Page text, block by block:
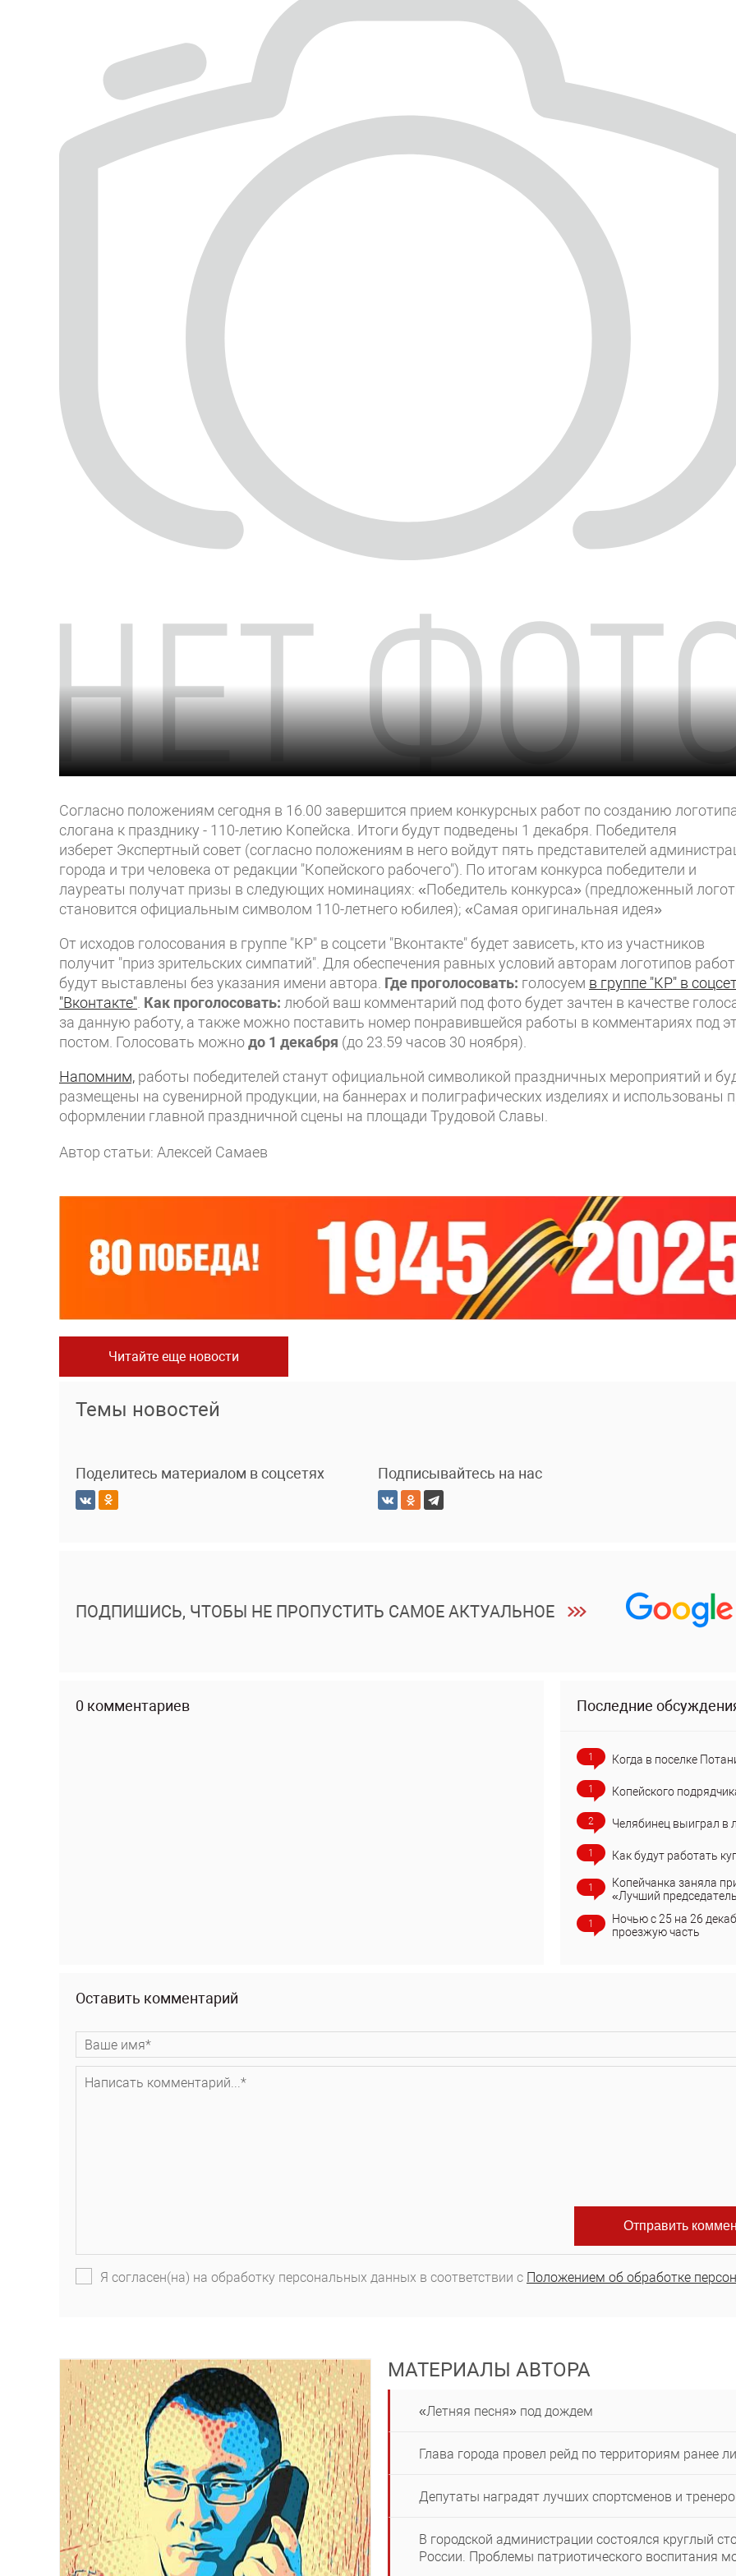
Согласно положениям сегодня в 16.00 завершится прием конкурсных работ по созданию
слогана к празднику - 110-летию Копейска. Итоги будут подведены 1 декабря. Победителя
изберет Экспертный совет (согласно положениям в него войдут пять представителей
города и три человека от редакции "Копейского рабочего"). По итогам конкурса победители и
лауреаты получат призы в следующих номинациях: «Победитель конкурса» (предложенный
становится официальным символом 110-летнего юбилея); «Самая оригинальная идея»
От исходов голосования в группе "КР" в соцсети "Вконтакте" будет зависеть, кто из участников
получит "приз зрительских симпатий". Для обеспечения равных условий авторам логотипов
будут выставлены без указания имени автора. Где проголосовать: голосуем в группе "КР" в
"Вконтакте". Как проголосовать: любой ваш комментарий под фото будет зачтен в качестве
за данную работу, а также можно поставить номер понравившейся работы в комментариях под
постом. Голосовать можнодо 1 декабря (до 23.59 часов 30 ноября).
Напомним, работы победителей станут официальной символикой праздничных мероприятий и
размещены на сувенирной продукции, на баннерах и полиграфических изделиях и использованы
оформлении главной праздничной сцены на площади Трудовой Славы.
Автор статьи: Алексей Самаев
Читайте еще новости
Темы новостей
Поделитесь материалом в соцсетях Подписывайтесь на нас
ПОДПИШИСЬ, ЧТОБЫ НЕ ПРОПУСТИТЬ САМОЕ АКТУАЛЬНОЕ
0 комментариев Последние
1 Когда в поселке
1 Копейского
2 Челябинец выиграл в
1 Как будут работать
1
Копейчанка заняла
«Лучший
1
Ночью с 25 на 26
проезжую часть
Оставить комментарий
Я согласен(на) на обработку персональных данных в соответствии с Положением об обработке
МАТЕРИАЛЫ АВТОРА
«Летняя песня» под дождем
Глава города провел рейд по территориям ранее
Депутаты наградят лучших спортсменов и
В городской администрации состоялся круглый
России. Проблемы патриотического воспитания